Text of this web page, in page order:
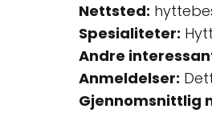
Nettsted:
Spesialiteter:
Andre
Anmeldelser:
Gjennomsnittlig